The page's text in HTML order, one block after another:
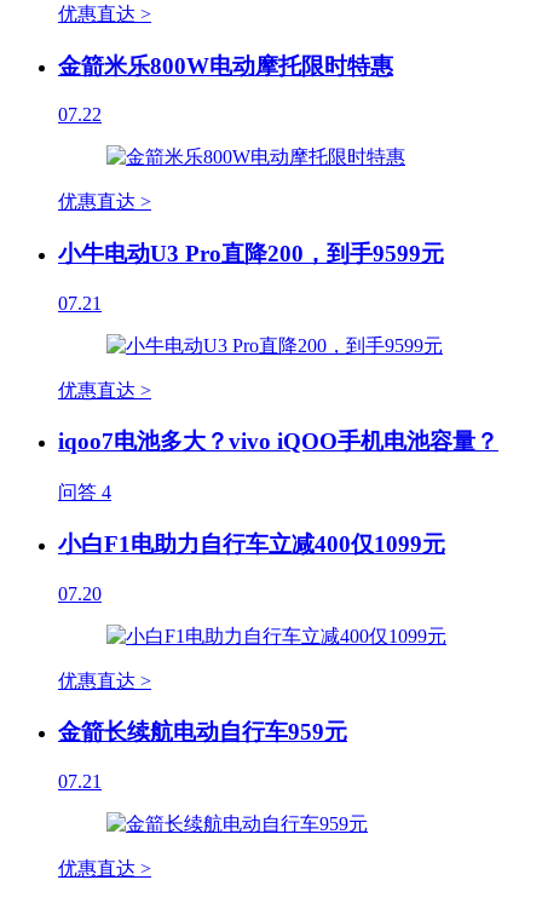
优惠直达 >
金箭米乐800W电动摩托限时特惠
07.22
优惠直达 >
小牛电动U3 Pro直降200，到手9599元
07.21
优惠直达 >
iqoo7电池多大？vivo iQOO手机电池容量？
问答 4
小白F1电助力自行车立减400仅1099元
07.20
优惠直达 >
金箭长续航电动自行车959元
07.21
优惠直达 >